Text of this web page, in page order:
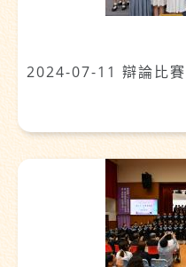
2024-07-11 辯論比賽